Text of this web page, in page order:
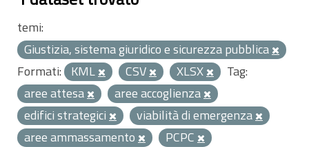
temi:
Giustizia, sistema giuridico e sicurezza pubblica
Formati: KML CSV XLSX
Tag:
aree attesa
aree accoglienza
edifici strategici
viabilità di emergenza
aree ammassamento
PCPC